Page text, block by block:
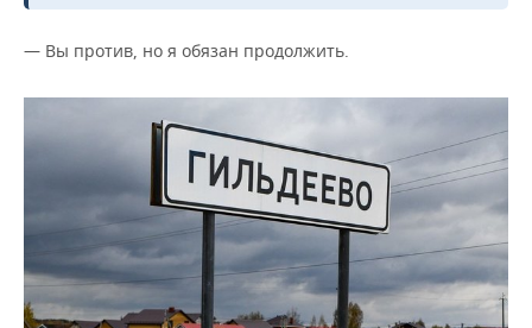
— Вы против, но я обязан продолжить.